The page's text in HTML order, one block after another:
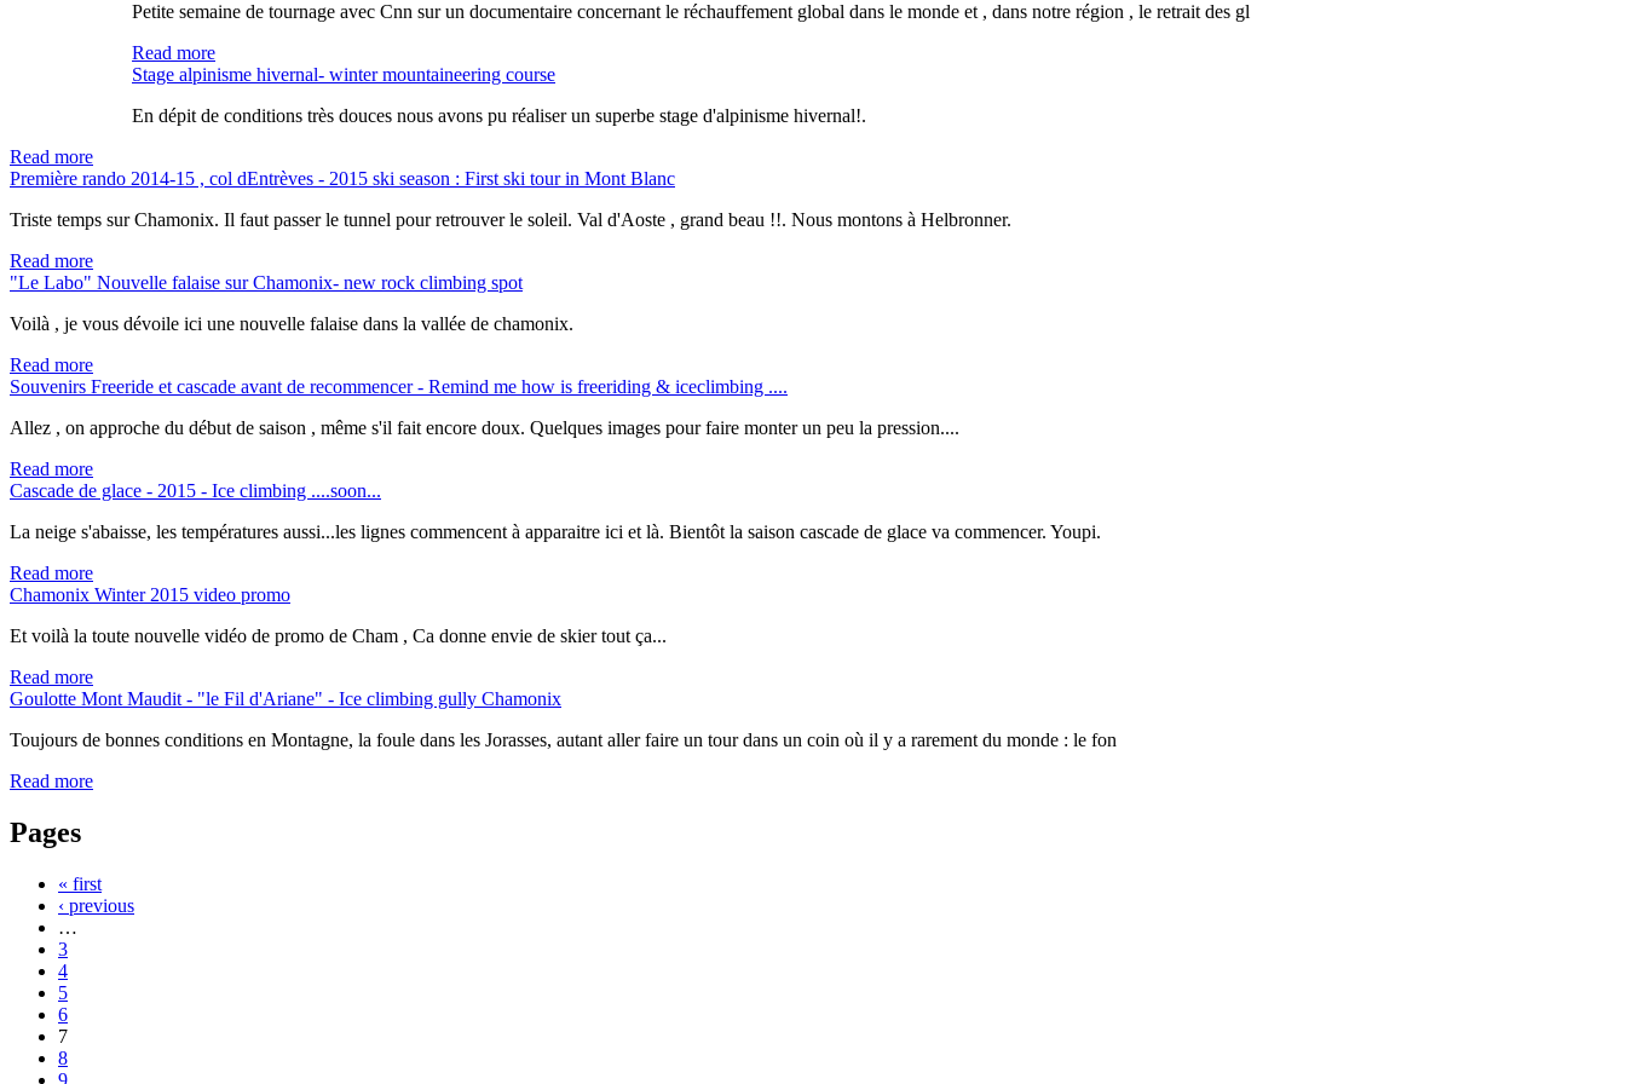
Petite semaine de tournage avec Cnn sur un documentaire concernant le réchauffement global dans le monde et , dans notre région , le retrait des gl
Read more
Stage alpinisme hivernal- winter mountaineering course
En dépit de conditions très douces nous avons pu réaliser un superbe stage d'alpinisme hivernal!.
Read more
Première rando 2014-15 , col dEntrèves - 2015 ski season : First ski tour in Mont Blanc
Triste temps sur Chamonix. Il faut passer le tunnel pour retrouver le soleil. Val d'Aoste , grand beau !!. Nous montons à Helbronner.
Read more
"Le Labo" Nouvelle falaise sur Chamonix- new rock climbing spot
Voilà , je vous dévoile ici une nouvelle falaise dans la vallée de chamonix.
Read more
Souvenirs Freeride et cascade avant de recommencer - Remind me how is freeriding & iceclimbing ....
Allez , on approche du début de saison , même s'il fait encore doux. Quelques images pour faire monter un peu la pression....
Read more
Cascade de glace - 2015 - Ice climbing ....soon...
La neige s'abaisse, les températures aussi...les lignes commencent à apparaitre ici et là. Bientôt la saison cascade de glace va commencer. Youpi.
Read more
Chamonix Winter 2015 video promo
Et voilà la toute nouvelle vidéo de promo de Cham , Ca donne envie de skier tout ça...
Read more
Goulotte Mont Maudit - "le Fil d'Ariane" - Ice climbing gully Chamonix
Toujours de bonnes conditions en Montagne, la foule dans les Jorasses, autant aller faire un tour dans un coin où il y a rarement du monde : le fon
Read more
Pages
« first
‹ previous
…
3
4
5
6
7
8
9